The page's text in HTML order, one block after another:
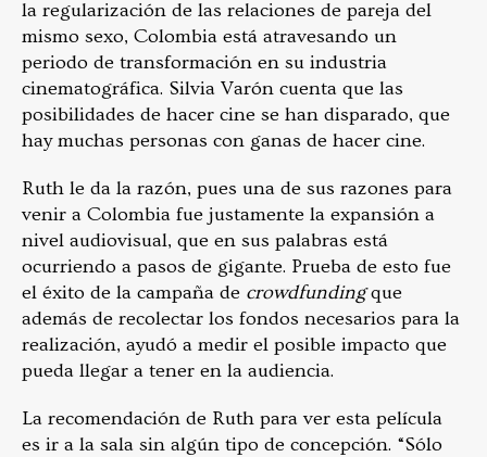
la regularización de las relaciones de pareja del
mismo sexo, Colombia está atravesando un
periodo de transformación en su industria
cinematográfica. Silvia Varón cuenta que las
posibilidades de hacer cine se han disparado, que
hay muchas personas con ganas de hacer cine.
Ruth le da la razón, pues una de sus razones para
venir a Colombia fue justamente la expansión a
nivel audiovisual, que en sus palabras está
ocurriendo a pasos de gigante. Prueba de esto fue
el éxito de la campaña de crowdfundingque
además de recolectar los fondos necesarios para la
realización, ayudó a medir el posible impacto que
pueda llegar a tener en la audiencia.
La recomendación de Ruth para ver esta película
es ir a la sala sin algún tipo de concepción. “Sólo